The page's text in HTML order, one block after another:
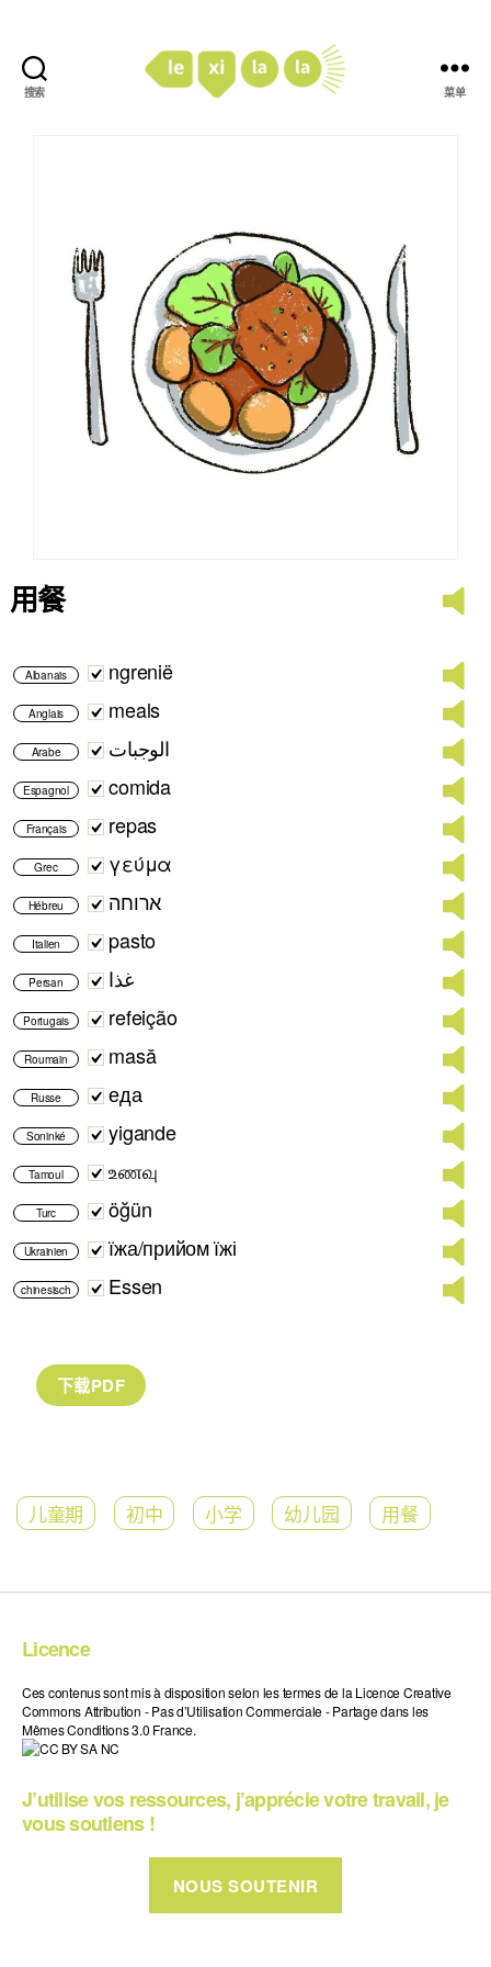
搜索 菜单
用餐
Albanais ngrenië
Anglais meals
Arabe الوجبات
Espagnol comida
Français repas
Grec γεύμα
Hébreu ארוחה
Italien pasto
Persan غذا
Portugais refeição
Roumain masă
Russe еда
Soninké yigande
Tamoul உணவு
Turc öğün
Ukrainien їжа/прийом їжі
chinesisch Essen
儿童期 初中 小学 幼儿园 用餐
Licence
Ces contenus sont mis à disposition selon les termes de la Licence Creative
Commons Attribution - Pas d’Utilisation Commerciale - Partage dans les
Mêmes Conditions 3.0 France.
J’utilise vos ressources, j’apprécie votre travail, je
vous soutiens !
NOUS SOUTENIR